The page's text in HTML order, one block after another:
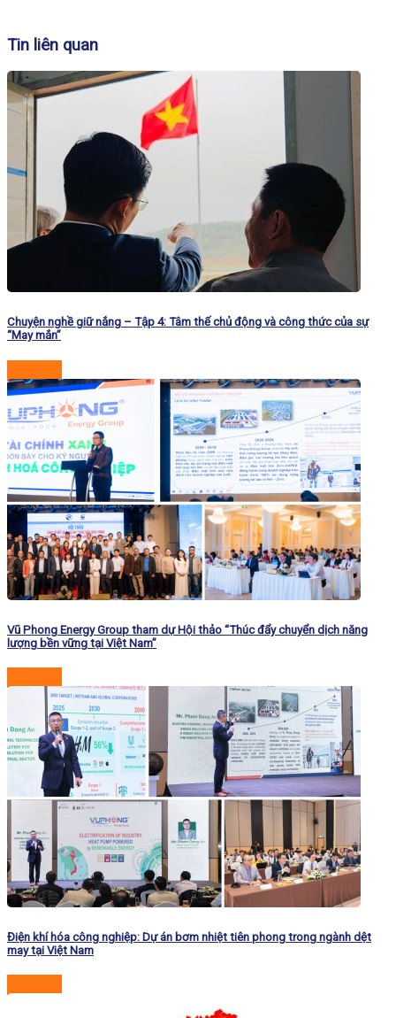
Tin liên quan
Chuyện nghề giữ nắng – Tập 4: Tâm thế chủ động và công thức của sự
“May mắn”
Vũ Phong Energy Group tham dự Hội thảo “Thúc đẩy chuyển dịch năng
lượng bền vững tại Việt Nam”
Điện khí hóa công nghiệp: Dự án bơm nhiệt tiên phong trong ngành dệt
may tại Việt Nam